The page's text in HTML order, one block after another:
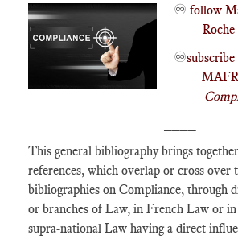
♾️ follow
♾️
This general bibliography brings
references, which overlap or cross over
bibliographies on Compliance, through
or branches of Law, in French Law or
supra-national Law having a direct